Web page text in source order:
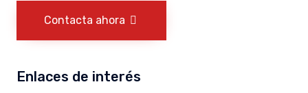
Contacta ahora
Enlaces de interés